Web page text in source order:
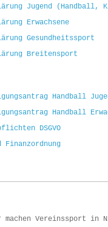
Jugend (Handball,
Erwachsene
Gesundheitssport
Breitensport
Handball
Handball
DSGVO
machen Vereinssport in